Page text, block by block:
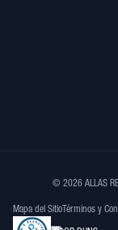
© 2026 ALLAS
Mapa del Sitio Términos y